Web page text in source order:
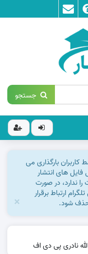
جستجو
کاربران بارگذاری می
فایل های انتشار
ندارد، در صورت
ارتباط برقرار
حذف شود.
×